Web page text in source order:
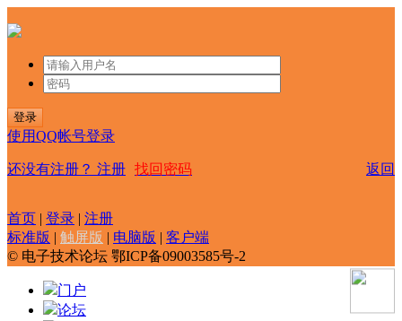
登录
使用QQ帐号登录
还没有注册？ 注册 找回密码 返回
首页 | 登录 | 注册
标准版 | 触屏版 | 电脑版 | 客户端
© 电子技术论坛 鄂ICP备09003585号-2
门户
论坛